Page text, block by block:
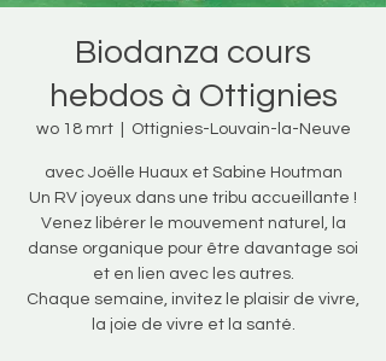
Biodanza cours
hebdos à Ottignies
wo 18 mrt
  |
Ottignies-Louvain-la-Neuve
avec Joëlle Huaux et Sabine Houtman
Un RV joyeux dans une tribu accueillante !
Venez libérer le mouvement naturel, la
danse organique pour être davantage soi
et en lien avec les autres.
Chaque semaine, invitez le plaisir de vivre,
la joie de vivre et la santé.